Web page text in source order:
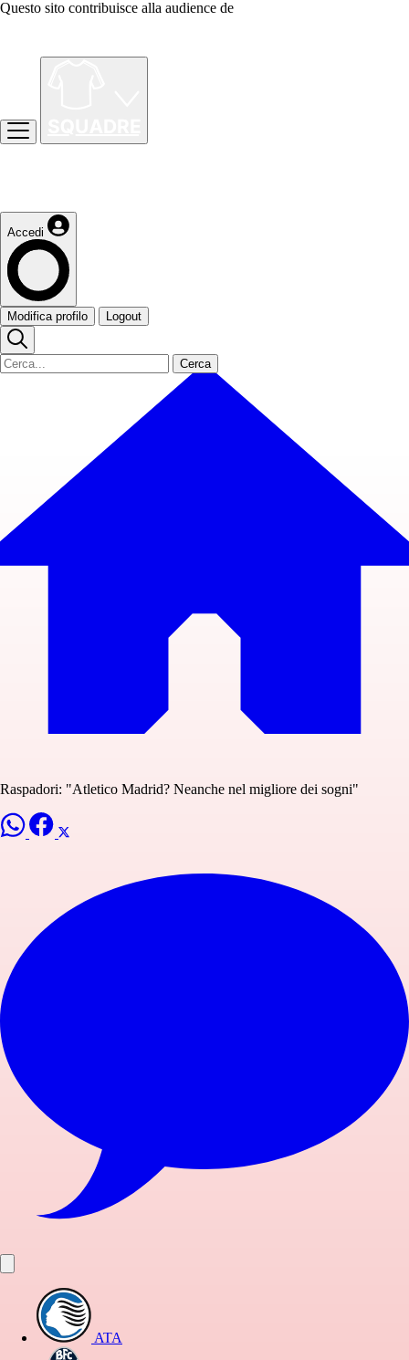
Questo sito contribuisce alla audience de
Accedi
Modifica profilo Logout
Cerca
Raspadori: "Atletico Madrid? Neanche nel migliore dei sogni"
ATA